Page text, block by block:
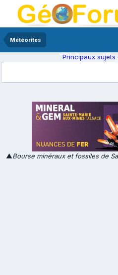
Météorites
Principaux sujets
▲Bourse minéraux et fossiles de